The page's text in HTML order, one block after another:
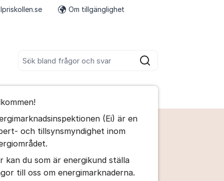
Sök
Om tillgänglighetFler supportlänkar
kommentaren
för inlägg/kommentar
(Ei) är en
och tillsynsmyndighet inom
kan du som är energikund ställa
till oss om energimarknaderna.